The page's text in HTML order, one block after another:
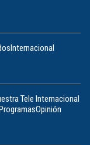
Internacional
Tele Internacional
Opinión